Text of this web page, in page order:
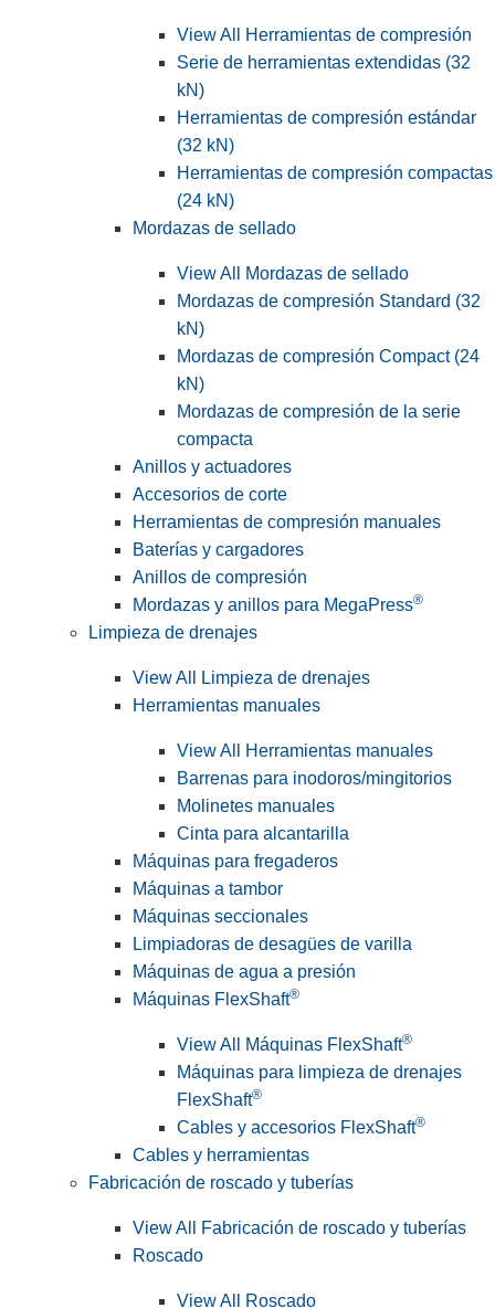
View All Herramientas de compresión
Serie de herramientas extendidas (32
kN)
Herramientas de compresión estándar
(32 kN)
Herramientas de compresión compactas
(24 kN)
Mordazas de sellado
View All Mordazas de sellado
Mordazas de compresión Standard (32
kN)
Mordazas de compresión Compact (24
kN)
Mordazas de compresión de la serie
compacta
Anillos y actuadores
Accesorios de corte
Herramientas de compresión manuales
Baterías y cargadores
Anillos de compresión
Mordazas y anillos para MegaPress®
Limpieza de drenajes
View All Limpieza de drenajes
Herramientas manuales
View All Herramientas manuales
Barrenas para inodoros/mingitorios
Molinetes manuales
Cinta para alcantarilla
Máquinas para fregaderos
Máquinas a tambor
Máquinas seccionales
Limpiadoras de desagües de varilla
Máquinas de agua a presión
Máquinas FlexShaft®
View All Máquinas FlexShaft®
Máquinas para limpieza de drenajes
FlexShaft®
Cables y accesorios FlexShaft®
Cables y herramientas
Fabricación de roscado y tuberías
View All Fabricación de roscado y tuberías
Roscado
View All Roscado